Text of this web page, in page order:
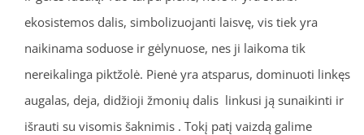
ekosistemos dalis, simbolizuojanti laisvę, vis tiek yra
naikinama soduose ir gėlynuose, nes ji laikoma tik
nereikalinga piktžolė. Pienė yra atsparus, dominuoti linkęs
augalas, deja, didžioji žmonių dalis linkusi ją sunaikinti ir
išrauti su visomis šaknimis . Tokį patį vaizdą galime